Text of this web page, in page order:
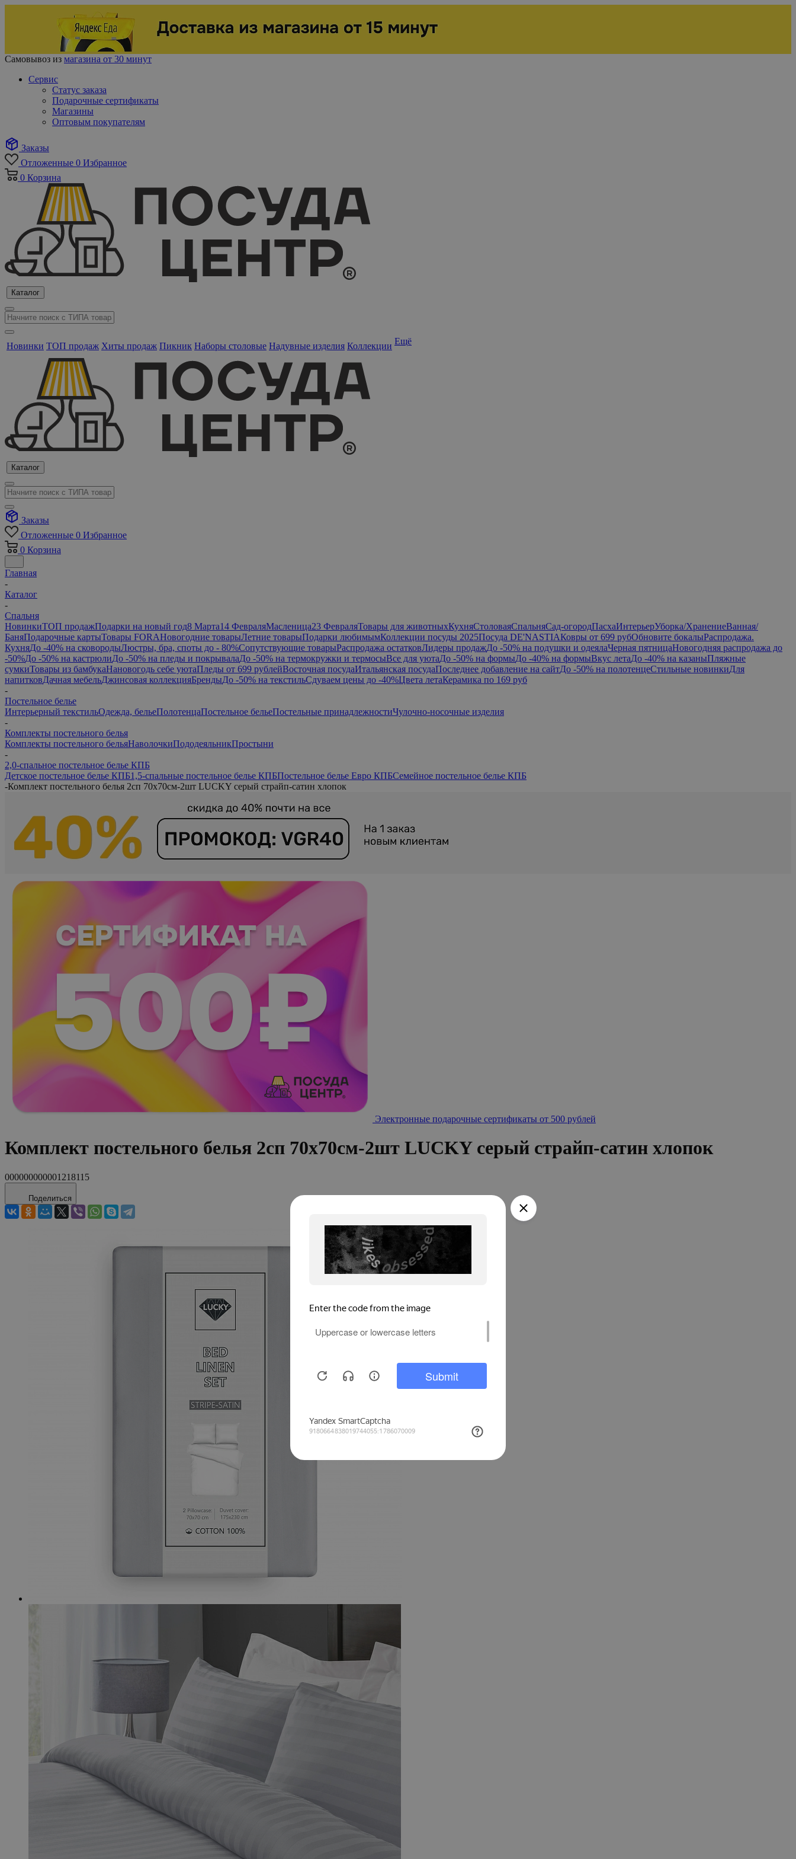
Самовывоз из магазина от 30 минут
Сервис
Статус заказа
Подарочные сертификаты
Магазины
Оптовым покупателям
Заказы
Отложенные 0 Избранное
0 Корзина
Каталог
Новинки ТОП продаж Хиты продаж Пикник Наборы столовые Надувные изделия Коллекции Ещё
Каталог
Заказы
Отложенные 0 Избранное
0 Корзина
Главная
-
Каталог
-
Спальня
НовинкиТОП продажПодарки на новый год8 Марта14 ФевраляМасленица23 ФевраляТовары для животныхКухняСтоловаяСпальняСад-огородПасхаИнтерьерУборка/ХранениеВанная/
БаняПодарочные картыТовары FORAНовогодние товарыЛетние товарыПодарки любимымКоллекции посуды 2025Посуда DE'NASTIAКовры от 699 рубОбновите бокалыРаспродажа.
КухняДо -40% на сковородыЛюстры, бра, споты до - 80%Сопутствующие товарыРаспродажа остатковЛидеры продажДо -50% на подушки и одеялаЧерная пятницаНовогодняя распродажа до
-50%До -50% на кастрюлиДо -50% на пледы и покрывалаДо -50% на термокружки и термосыВсе для уютаДо -50% на формыДо -40% на формыВкус летаДо -40% на казаныПляжные
сумкиТовары из бамбукаНановогодь себе уютаПледы от 699 рублейВосточная посудаИтальянская посудаПоследнее добавление на сайтДо -50% на полотенцеСтильные новинкиДля
напитковДачная мебельДжинсовая коллекцияБрендыДо -50% на текстильСдуваем цены до -40%Цвета летаКерамика по 169 руб
-
Постельное белье
Интерьерный текстильОдежда, бельеПолотенцаПостельное бельеПостельные принадлежностиЧулочно-носочные изделия
-
Комплекты постельного белья
Комплекты постельного бельяНаволочкиПододеяльникПростыни
-
2,0-спальное постельное белье КПБ
Детское постельное белье КПБ1,5-спальные постельное белье КПБПостельное белье Евро КПБСемейное постельное белье КПБ
-Комплект постельного белья 2сп 70х70см-2шт LUCKY серый страйп-сатин хлопок
Электронные подарочные сертификаты от 500 рублей
Комплект постельного белья 2сп 70х70см-2шт LUCKY серый страйп-сатин хлопок
000000000001218115
Поделиться